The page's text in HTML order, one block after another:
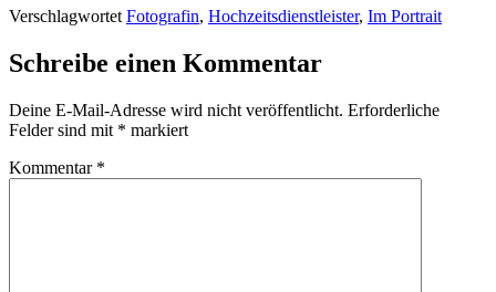
Verschlagwortet Fotografin, Hochzeitsdienstleister, Im Portrait
Schreibe einen Kommentar
Deine E-Mail-Adresse wird nicht veröffentlicht. Erforderliche
Felder sind mit * markiert
Kommentar *